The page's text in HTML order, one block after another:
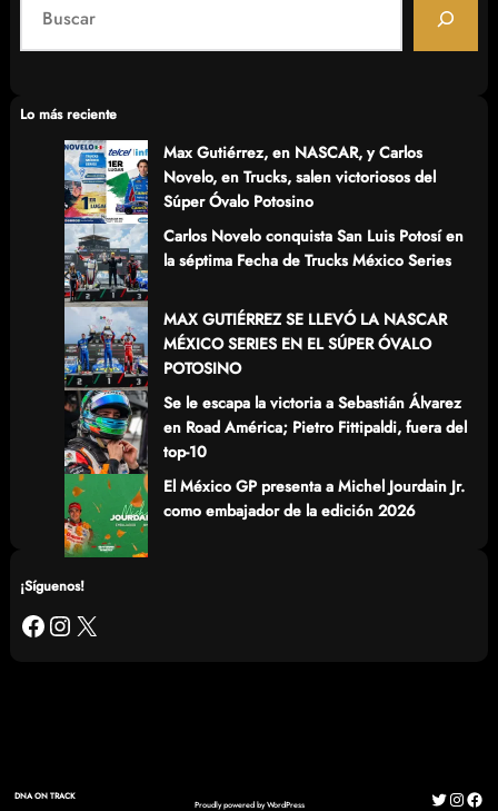
a
cLo más reciente
Max Gutiérrez, en NASCAR, y Carlos
Novelo, en Trucks, salen victoriosos del
Súper Óvalo Potosino
Carlos Novelo conquista San Luis Potosí en
la séptima Fecha de Trucks México Series
MAX GUTIÉRREZ SE LLEVÓ LA NASCAR
MÉXICO SERIES EN EL SÚPER ÓVALO
POTOSINO
Se le escapa la victoria a Sebastián Álvarez
en Road América; Pietro Fittipaldi, fuera del
top-10
El México GP presenta a Michel Jourdain Jr.
como embajador de la edición 2026
¡Síguenos!
Facebook Instagram X
DNA ON TRACK
Proudly powered byWordPress Twitter